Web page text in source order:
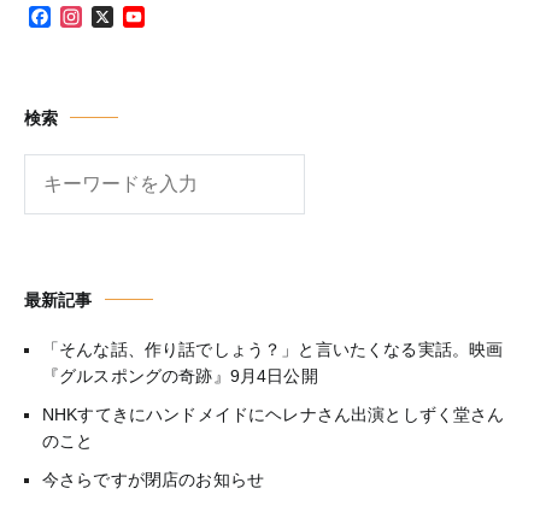
Facebook
Instagram
X
検索
最新記事
「そんな話、作り話でしょう？」と言いたくなる実話。映画
『グルスポングの奇跡』9月4日公開
NHKすてきにハンドメイドにヘレナさん出演としずく堂さん
のこと
今さらですが閉店のお知らせ